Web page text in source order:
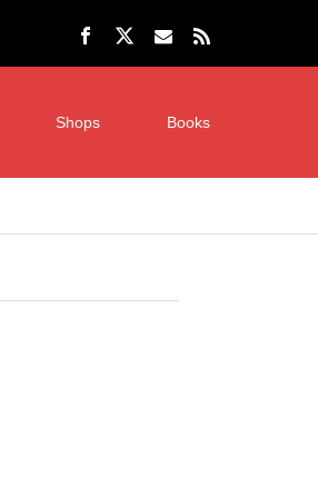
Shops Books